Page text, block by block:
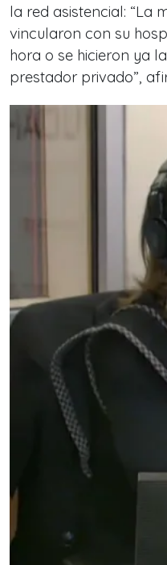
la red asistencial: “La
vincularon con su
hora o se hicieron ya
prestador privado”,